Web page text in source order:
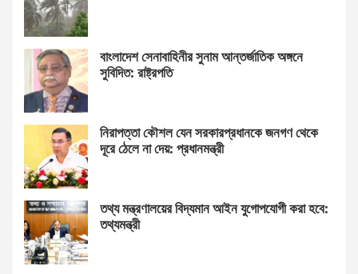
বাংলাদেশ সেনাবাহিনীর সুনাম আন্তর্জাতিক অঙ্গনে
সুবিদিত: রাষ্ট্রপতি
নিরাপত্তা কৌশল যেন সরকারপ্রধানকে জনগণ থেকে
দূরে ঠেলে না দেয়: প্রধানমন্ত্রী
তথ্য মন্ত্রণালয়ের বিদ্যমান আইন যুগোপযোগী করা হবে:
তথ্যমন্ত্রী